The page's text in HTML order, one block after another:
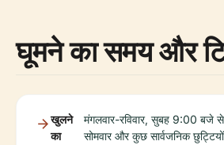
घूमने का समय और
खुलने
का
मंगलवार-रविवार, सुबह 9:00
सोमवार और कुछ सार्वजनिक